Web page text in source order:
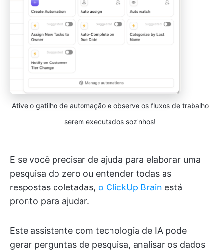
Ative o gatilho de automação e observe os fluxos de trabalho
serem executados sozinhos!
E se você precisar de ajuda para elaborar uma
pesquisa do zero ou entender todas as
respostas coletadas, o ClickUp Brain está
pronto para ajudar.
Este assistente com tecnologia de IA pode
gerar perguntas de pesquisa, analisar os dados